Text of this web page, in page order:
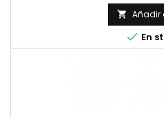
 Añadir
 En